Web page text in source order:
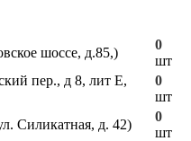
шоссе, д.85,)
0
шт
пер., д 8, лит Е,
0
шт
д. 42)
0
шт